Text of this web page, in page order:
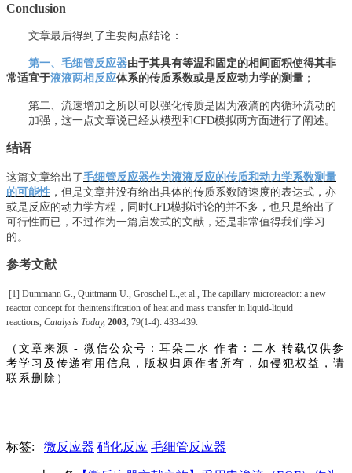
Conclusion
文章最后得到了主要两点结论 ：
第一、 毛细管反应器由于其具有等温和固定的相间面积使得其非
常适宜于液液两相反应体系的传质系数或是反应动力学的测量 ；
第二、流速增加之所以可以强化传质是因为液滴的内循环流动的
加强，这一点文章说已经从模型和CFD模拟两方面进行了阐述。
结语
这篇文章给出了毛细管反应器作为液液反应的传质和动力学系数测量
的可能性 ，但是文章并没有给出具体的传质系数随速度的表达式，亦
或是反应的动力学方程，同时CFD模拟讨论的并不多，也只是给出了
可行性而已，不过作为一篇启发式的文献，还是非常值得我们学习
的。
参考文献
[1] Dummann G., Quittmann U., Groschel L.,et al., The capillary-microreactor: a new
reactor concept for theintensification of heat and mass transfer in liquid-liquid
reactions, Catalysis Today, 2003, 79(1-4): 433-439.
（文章来源 - 微信公众号： 耳朵二水 作者：二水 转载仅供参
考学习及传递有用信息，版权归原作者所有，如侵犯权益，请
联系删除）
标签: 微反应器 硝化反应 毛细管反应器